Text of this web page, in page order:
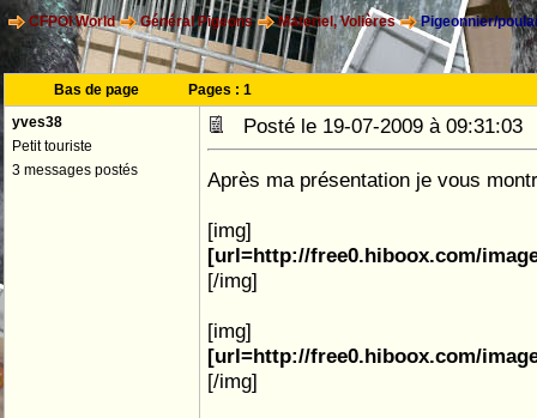
CFPOI World Général Pigeons Materiel, Volières Pigeonnier/
Bas de page Pages : 1
yves38
Petit touriste
3 messages postés
Posté le 19-07-2009 à
Après ma présentation je vous
[img]
[url=http://free0.hiboox.com/
[/img]
[img]
[url=http://free0.hiboox.com/
[/img]